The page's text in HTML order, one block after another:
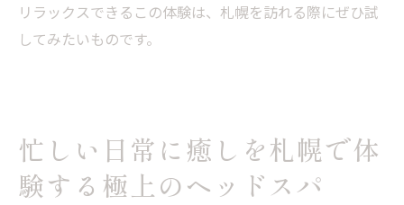
リラックスできるこの体験は、札幌を訪れる際にぜひ試
してみたいものです。
忙しい日常に癒しを札幌で体
験する極上のヘッドスパ